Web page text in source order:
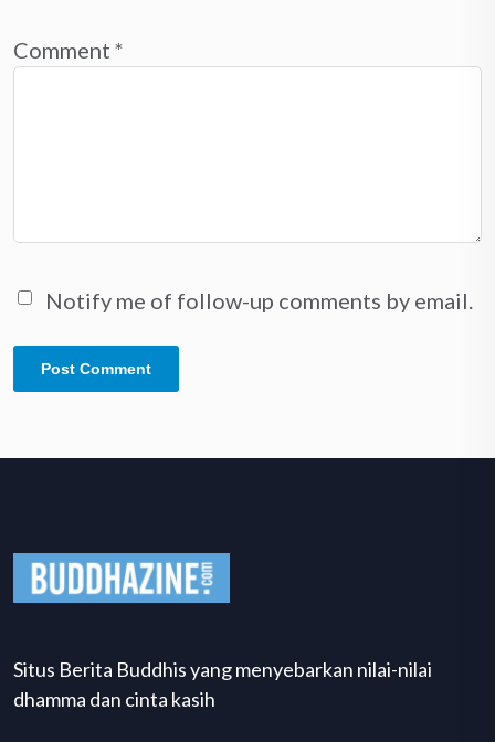
Comment *
Notify me of follow-up comments by email.
Situs Berita Buddhis yang menyebarkan nilai-nilai
dhamma dan cinta kasih